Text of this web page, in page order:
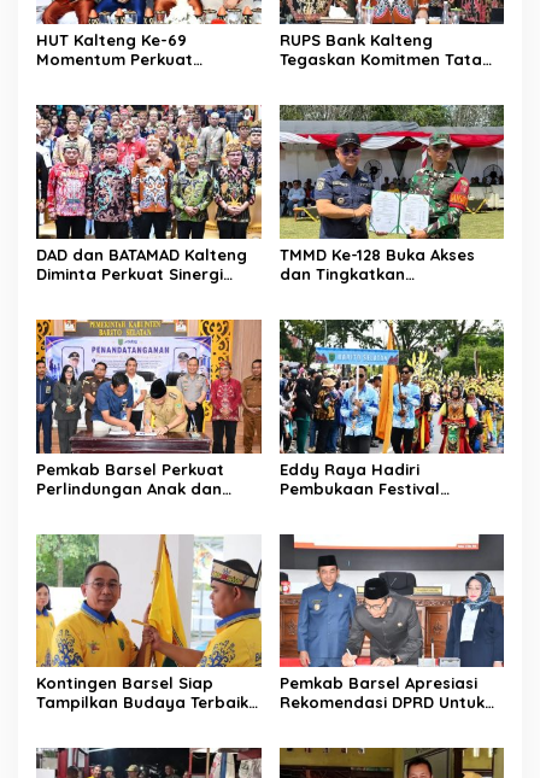
HUT Kalteng Ke-69
Momentum Perkuat
RUPS Bank Kalteng
Tegaskan Komitmen Tata
DAD dan BATAMAD Kalteng
Diminta Perkuat Sinergi
TMMD Ke-128 Buka Akses
dan Tingkatkan
Pemkab Barsel Perkuat
Perlindungan Anak dan
Eddy Raya Hadiri
Pembukaan Festival
Kontingen Barsel Siap
Tampilkan Budaya Terbaik
Pemkab Barsel Apresiasi
Rekomendasi DPRD Untuk